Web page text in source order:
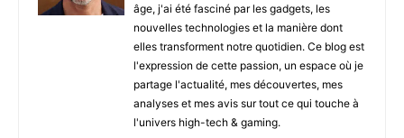
âge, j'ai été fasciné par les gadgets, les
nouvelles technologies et la manière dont
elles transforment notre quotidien. Ce blog est
l'expression de cette passion, un espace où je
partage l'actualité, mes découvertes, mes
analyses et mes avis sur tout ce qui touche à
l'univers high-tech & gaming.